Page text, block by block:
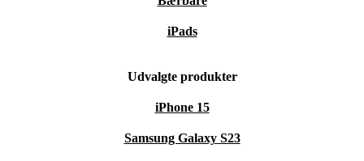
iPads
Udvalgte produkter
iPhone 15
Samsung Galaxy S23